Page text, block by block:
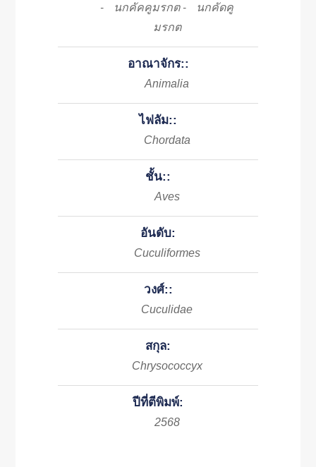
- นกคัคคูมรกต -
นกคัดคู
มรกต
อาณาจักร::
Animalia
ไฟลัม::
Chordata
ชั้น::
Aves
อันดับ:
Cuculiformes
วงศ์::
Cuculidae
สกุล:
Chrysococcyx
ปีที่ตีพิมพ์:
2568